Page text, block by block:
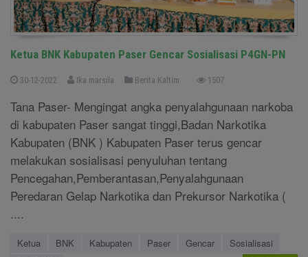
Ketua BNK Kabupaten Paser Gencar Sosialisasi P4GN-PN
30-12-2022 Ika marsila Berita Kaltim 1507
Tana Paser- Mengingat angka penyalahgunaan narkoba
di kabupaten Paser sangat tinggi,Badan Narkotika
Kabupaten (BNK ) Kabupaten Paser terus gencar
melakukan sosialisasi penyuluhan tentang
Pencegahan,Pemberantasan,Penyalahgunaan
Peredaran Gelap Narkotika dan Prekursor Narkotika (
....
Ketua BNK Kabupaten Paser Gencar
Sosialisasi